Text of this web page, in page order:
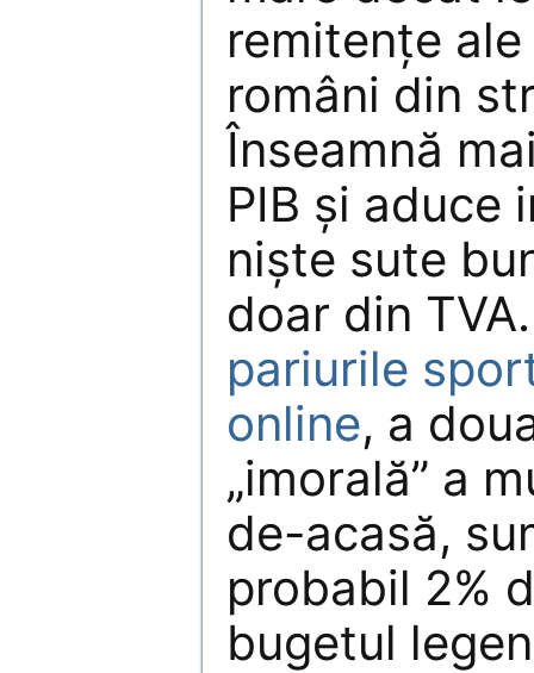
remitențe
români din
Înseamnă
PIB și aduce
niște sute
doar din
pariurile
online, a
„imorală” a
de-acasă,
probabil 2%
bugetul